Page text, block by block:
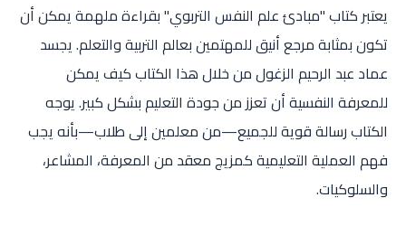
يعتبر كتاب "مبادئ علم النفس التربوي" بقراءة ملهمة يمكن أن
تكون بمثابة مرجع أنيق للمهتمين بعالم التربية والتعلم. يجسد
عماد عبد الرحيم الزغول من خلال هذا الكتاب كيف يمكن
للمعرفة النفسية أن تعزز من جودة التعليم بشكل كبير. يوجه
الكتاب رسالة قوية للجميع—من معلمين إلى طلاب—بأنه يجب
فهم العملية التعليمية كمزيج معقد من المعرفة، المشاعر،
والسلوكيات.